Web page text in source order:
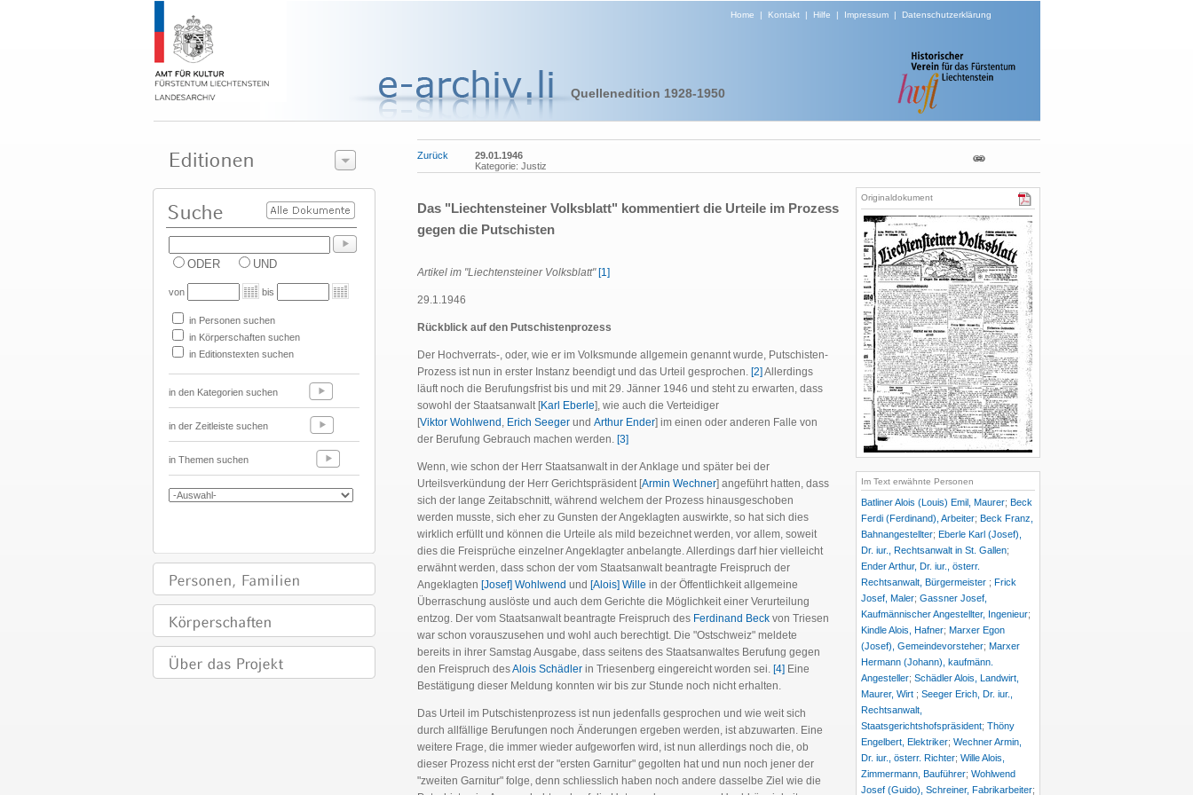
Home | Kontakt| Hilfe | Impressum| Datenschutzerklärung
Quellenedition 1928-1950
ODER UND
von bis
in Personen suchen
in Körperschaften suchen
in Editionstexten suchen
in den Kategorien suchen
in der Zeitleiste suchen
in Themen suchen
Zurück
29.01.1946
Kategorie: Justiz
Das "Liechtensteiner Volksblatt" kommentiert die Urteile im Prozess
gegen die Putschisten
Artikel im "Liechtensteiner Volksblatt" [1]
29.1.1946
Rückblick auf den Putschistenprozess
Der Hochverrats-, oder, wie er im Volksmunde allgemein genannt wurde, Putschisten-
Prozess ist nun in erster Instanz beendigt und das Urteil gesprochen. [2] Allerdings
läuft noch die Berufungsfrist bis und mit 29. Jänner 1946 und steht zu erwarten, dass
sowohl der Staatsanwalt [Karl Eberle], wie auch die Verteidiger
[Viktor Wohlwend , Erich Seeger und Arthur Ender] im einen oder anderen Falle von
der Berufung Gebrauch machen werden. [3]
Wenn, wie schon der Herr Staatsanwalt in der Anklage und später bei der
Urteilsverkündung der Herr Gerichtspräsident [Armin Wechner] angeführt hatten, dass
sich der lange Zeitabschnitt, während welchem der Prozess hinausgeschoben
werden musste, sich eher zu Gunsten der Angeklagten auswirkte, so hat sich dies
wirklich erfüllt und können die Urteile als mild bezeichnet werden, vor allem, soweit
dies die Freisprüche einzelner Angeklagter anbelangte. Allerdings darf hier vielleicht
erwähnt werden, dass schon der vom Staatsanwalt beantragte Freispruch der
Angeklagten [Josef] Wohlwend und [Alois] Wille in der Öffentlichkeit allgemeine
Überraschung auslöste und auch dem Gerichte die Möglichkeit einer Verurteilung
entzog. Der vom Staatsanwalt beantragte Freispruch des Ferdinand Beck von Triesen
war schon vorauszusehen und wohl auch berechtigt. Die "Ostschweiz" meldete
bereits in ihrer Samstag Ausgabe, dass seitens des Staatsanwaltes Berufung gegen
den Freispruch desAlois Schädler in Triesenberg eingereicht worden sei. [4] Eine
Bestätigung dieser Meldung konnten wir bis zur Stunde noch nicht erhalten.
Das Urteil im Putschistenprozess ist nun jedenfalls gesprochen und wie weit sich
durch allfällige Berufungen noch Änderungen ergeben werden, ist abzuwarten. Eine
weitere Frage, die immer wieder aufgeworfen wird, ist nun allerdings noch die, ob
dieser Prozess nicht erst der "ersten Garnitur" gegolten hat und nun noch jener der
"zweiten Garnitur" folge, denn schliesslich haben noch andere dasselbe Ziel wie die
Originaldokument
Im Text erwähnte Personen
Batliner Alois (Louis) Emil, Maurer; Beck
Ferdi (Ferdinand), Arbeiter; Beck Franz,
Bahnangestellter; Eberle Karl (Josef),
Dr. iur., Rechtsanwalt in St. Gallen;
Ender Arthur, Dr. iur., österr.
Rechtsanwalt, Bürgermeister ; Frick
Josef, Maler; Gassner Josef,
Kaufmännischer Angestellter, Ingenieur;
Kindle Alois, Hafner; Marxer Egon
(Josef), Gemeindevorsteher; Marxer
Hermann (Johann), kaufmänn.
Angesteller; Schädler Alois, Landwirt,
Maurer, Wirt ; Seeger Erich, Dr. iur.,
Rechtsanwalt,
Staatsgerichtshofspräsident; Thöny
Engelbert, Elektriker; Wechner Armin,
Dr. iur., österr. Richter; Wille Alois,
Zimmermann, Bauführer; Wohlwend
Josef (Guido), Schreiner, Fabrikarbeiter;